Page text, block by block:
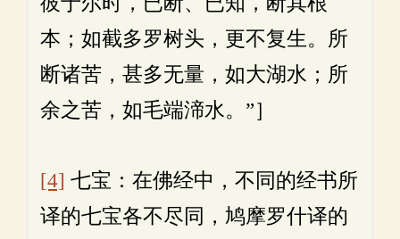
本；如截多罗树头，更不复生。所
断诸苦，甚多无量，如大湖水；所
余之苦，如毛端渧水。”］
[4] 七宝：在佛经中，不同的经书所
译的七宝各不尽同，鸠摩罗什译的